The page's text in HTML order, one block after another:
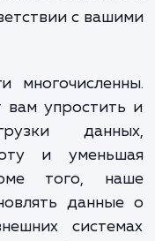
ваш
систему,
Наше
быть
с